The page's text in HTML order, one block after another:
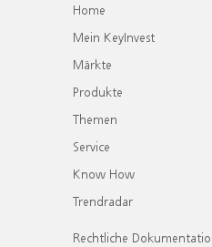
Home
Mein KeyInvest
Märkte
Produkte
Themen
Service
Know How
Trendradar
Rechtliche